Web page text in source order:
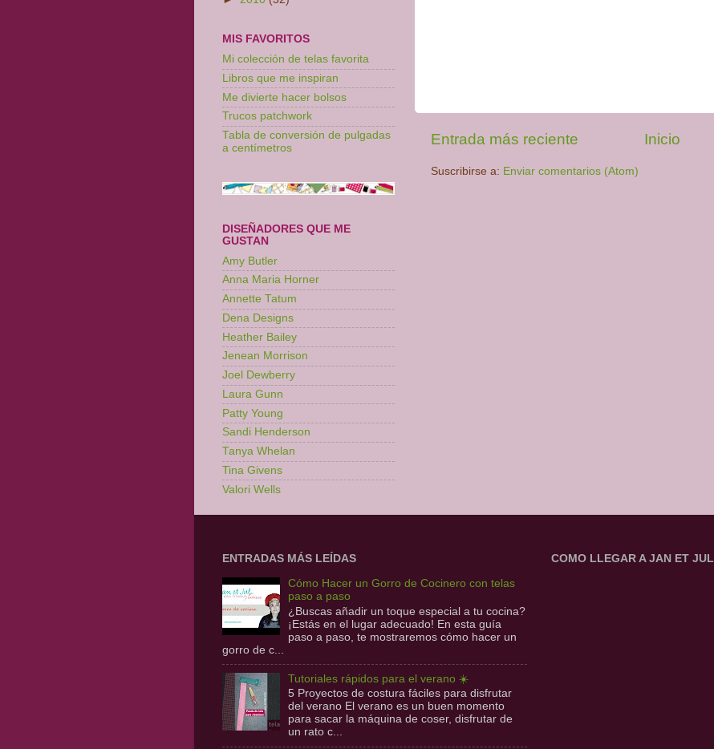
Entrada más reciente Inicio
Suscribirse a: Enviar comentarios (Atom)
MIS FAVORITOS
Mi colección de telas favorita
Libros que me inspiran
Me divierte hacer bolsos
Trucos patchwork
Tabla de conversión de pulgadas
a centímetros
DISEÑADORES QUE ME
GUSTAN
Amy Butler
Anna Maria Horner
Annette Tatum
Dena Designs
Heather Bailey
Jenean Morrison
Joel Dewberry
Laura Gunn
Patty Young
Sandi Henderson
Tanya Whelan
Tina Givens
Valori Wells
ENTRADAS MÁS LEÍDAS
Cómo Hacer un Gorro de Cocinero con telas
paso a paso
¿Buscas añadir un toque especial a tu cocina?
¡Estás en el lugar adecuado! En esta guía
paso a paso, te mostraremos cómo hacer un
gorro de c...
Tutoriales rápidos para el verano ☀️
5 Proyectos de costura fáciles para disfrutar
del verano El verano es un buen momento
para sacar la máquina de coser, disfrutar de
un rato c...
COMO LLEGAR A JAN ET JUL